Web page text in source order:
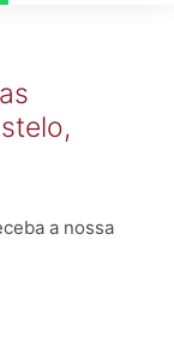
a nossa